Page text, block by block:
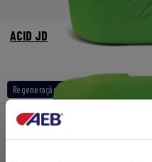
Regeneração de cartuchos
ACID JD